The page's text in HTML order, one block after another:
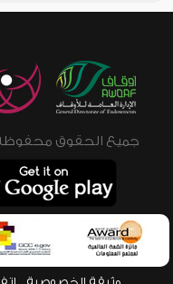
جميع الحقوق محفوظة © 2026 - 1998 لشبكة